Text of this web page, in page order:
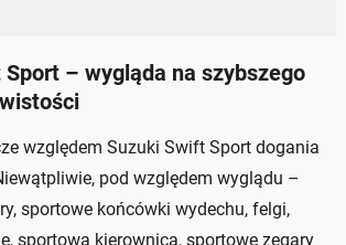
– wygląda na szybszego
względem Suzuki Swift Sport dogania
pod względem wyglądu –
sportowe końcówki wydechu, felgi,
sportowa kierownica, sportowe zegary